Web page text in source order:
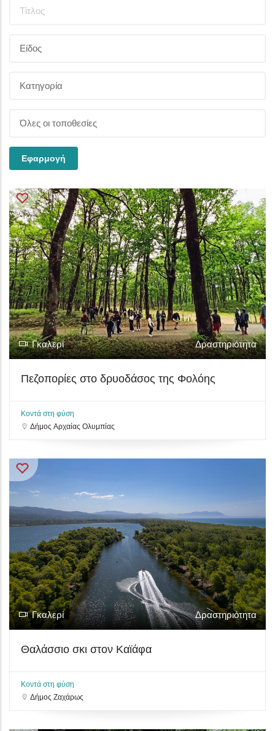
Γκαλερί Δραστηριότητα
Πεζοπορίες στο δρυοδάσος της Φολόης
Κοντά στη φύση
Δήμος Αρχαίας Ολυμπίας
Γκαλερί Δραστηριότητα
Θαλάσσιο σκι στον Καϊάφα
Κοντά στη φύση
Δήμος Ζαχάρως